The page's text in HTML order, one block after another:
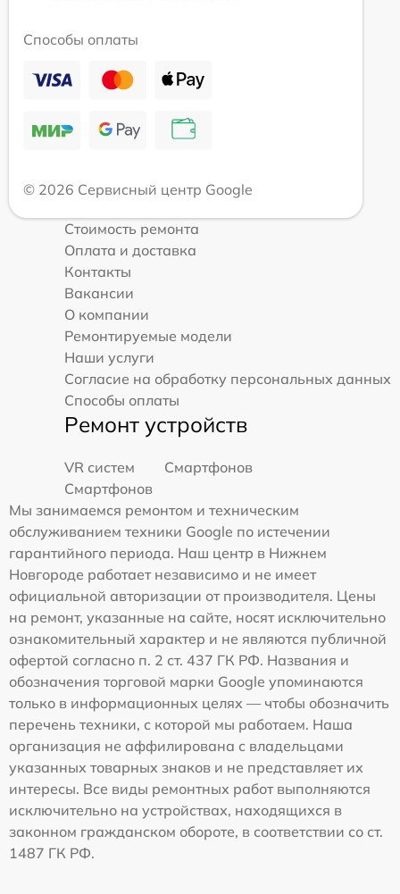
Способы оплаты
© 2026 Сервисный центр Google
Стоимость ремонта
Оплата и доставка
Контакты
Вакансии
О компании
Ремонтируемые модели
Наши услуги
Согласие на обработку персональных данных
Способы оплаты
Ремонт устройств
VR систем
Смартфонов
Смартфонов
Мы занимаемся ремонтом и техническим
обслуживанием техники Google по истечении
гарантийного периода. Наш центр в Нижнем
Новгороде работает независимо и не имеет
официальной авторизации от производителя. Цены
на ремонт, указанные на сайте, носят исключительно
ознакомительный характер и не являются публичной
офертой согласно п. 2 ст. 437 ГК РФ. Названия и
обозначения торговой марки Google упоминаются
только в информационных целях — чтобы обозначить
перечень техники, с которой мы работаем. Наша
организация не аффилирована с владельцами
указанных товарных знаков и не представляет их
интересы. Все виды ремонтных работ выполняются
исключительно на устройствах, находящихся в
законном гражданском обороте, в соответствии со ст.
1487 ГК РФ.